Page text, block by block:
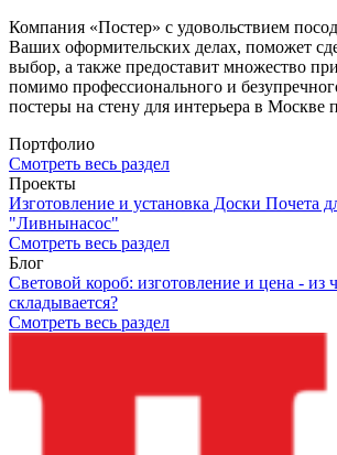
Компания «Постер» с удовольствием
Ваших оформительских делах, поможет
выбор, а также предоставит множество
помимо профессионального и
постеры на стену для интерьера в Москве
Портфолио
Смотреть весь раздел
Проекты
Изготовление и установка Доски Почета
"Ливнынасос"
Смотреть весь раздел
Блог
Световой короб: изготовление и цена - из
складывается?
Смотреть весь раздел